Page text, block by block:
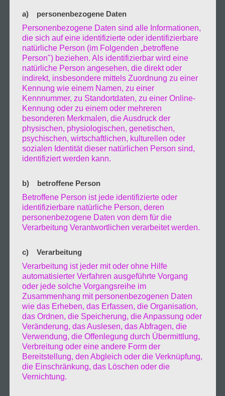
Kattwybrücke mit blick auf das Terminal von
Hapag-Lloyd wo auch einige Schiffe angelegt
lagen. Gegen 23:00 kamen dann
Hafenschlepper oder auch Bugsierer
genannt die anfingen die Schiffe gegen die
Kaimauern zu drücken und somit verhindern
das sie sich losreißen und havarieren. Kurz
vor 3:00 musste ich den Platz doch noch
verlassen da das Areal überschwemmt
werden sollte und später auch eintrat. Auf
der fahrt zu meinem nächsten sicheren
Schlafplatz fuhr ich durch einen grossen Teil
Sturms. Bis dann….
3.Februar.2022
Moin, Schiffshavarie im Hamburger Hafen
In der Nacht vom 30. auf den 31. Januar ist
wegen der Sturmflut das Baggerschiff
Freihafenelbbrücken hängen. Das
Hochwasser der Elbe betrug in Altona-
Fischmarkt ca. 4 Meter über dem Mittleren
Hochwasser ausgelöst von dem Sturm Tief
„Nadia“. Das 52 Meter lange Schiff verkeilte
ich Unterbrücke und beschädigte das
Bauwerk stark was nun zufolge hat das sie
für den Verkehr bis auf weitere gesperrt.
Mehre Träger und Gasleitungen sind so stark
beschädigt das sie erst Instanz gesetzt
werden muss bis sie wieder frei gegen kann.
a) personenbezogene Daten
Personenbezogene Daten sind alle Informationen,
die sich auf eine identifizierte oder identifizierbare
natürliche Person (im Folgenden „betroffene
Person") beziehen. Als identifizierbar wird eine
natürliche Person angesehen, die direkt oder
indirekt, insbesondere mittels Zuordnung zu einer
Kennung wie einem Namen, zu einer
Kennnummer, zu Standortdaten, zu einer Online-
Kennung oder zu einem oder mehreren
besonderen Merkmalen, die Ausdruck der
physischen, physiologischen, genetischen,
psychischen, wirtschaftlichen, kulturellen oder
sozialen Identität dieser natürlichen Person sind,
identifiziert werden kann.
b) betroffene Person
Betroffene Person ist jede identifizierte oder
identifizierbare natürliche Person, deren
personenbezogene Daten von dem für die
Verarbeitung Verantwortlichen verarbeitet werden.
c) Verarbeitung
Verarbeitung ist jeder mit oder ohne Hilfe
automatisierter Verfahren ausgeführte Vorgang
oder jede solche Vorgangsreihe im
Zusammenhang mit personenbezogenen Daten
wie das Erheben, das Erfassen, die Organisation,
das Ordnen, die Speicherung, die Anpassung oder
Veränderung, das Auslesen, das Abfragen, die
Verwendung, die Offenlegung durch Übermittlung,
Verbreitung oder eine andere Form der
Bereitstellung, den Abgleich oder die Verknüpfung,
die Einschränkung, das Löschen oder die
Vernichtung.